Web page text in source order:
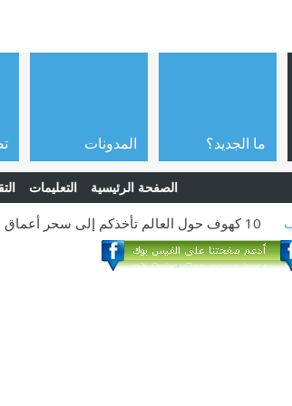
الصفحة الرئيسية التعليمات
ما الجديد؟ المدونات
10 كهوف حول العالم تأخذكم إلى سحر أعماق الأرض